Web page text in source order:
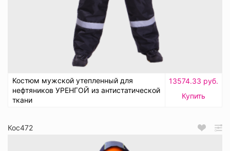
Костюм мужской утепленный для
нефтяников УРЕНГОЙ из антистатической
ткани
13574.33 руб.
Купить
Кос472